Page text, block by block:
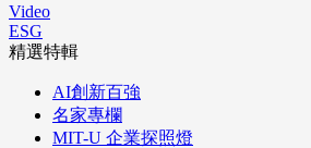
Video
ESG
精選特輯
AI創新百強
名家專欄
MIT-U 企業探照燈